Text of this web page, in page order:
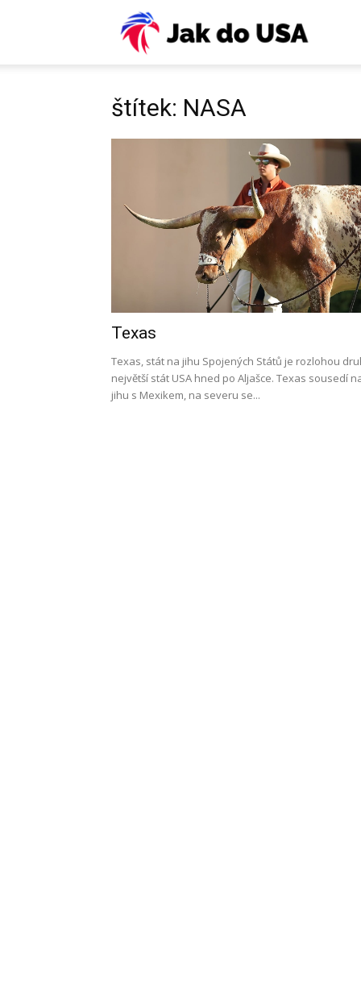
práce,
štítek: NASA
Texas
Texas, stát na jihu Spojených Států je rozlohou
největší stát USA hned po Aljašce. Texas sousedí
jihu s Mexikem, na severu se...